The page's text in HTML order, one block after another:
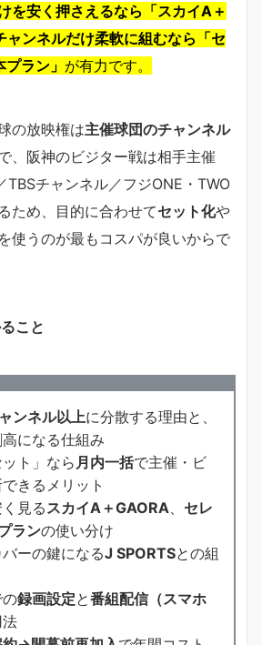
を安く押さえるなら「スカイA＋
ャンネルだけ柔軟に組むなら「セ
ラン」 が有力です。
の放映権は主催球団のチャンネル
、阪神のビジター戦は相手主催
TBSチャンネル／フジONE・TWO
ため、目的に合わせてセット化や
を使うのが最もコスパが良いからで
こと
ンネル以上に分散する理由と、
になる仕組み
ット」なら 月内一括で主催・ビ
きるメリット
見る スカイA＋GAORA
セレ
ランの使い分け
ーの鍵になるJ SPORTSとの組
録画設定と番組配信（スマホ